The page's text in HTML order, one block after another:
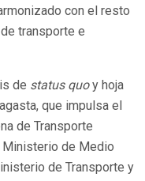
con el resto
transporte e
de status quoy hoja
que impulsa el
de Transporte
Ministerio de Medio
de Transporte y